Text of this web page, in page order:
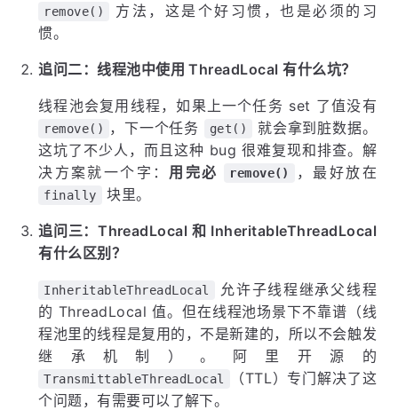
remove()
方法，这是个好习惯，也是必须的习
惯。
追问二：线程池中使用 ThreadLocal 有什么坑？
线程池会复用线程，如果上一个任务 set 了值没有
remove() ，下一个任务 get()
就会拿到脏数据。
这坑了不少人，而且这种 bug 很难复现和排查。解
决方案就一个字： 用完必 remove() ，最好放在
finally 块里。
追问三：ThreadLocal 和 InheritableThreadLocal
有什么区别？
InheritableThreadLocal
允许子线程继承父线程
的 ThreadLocal 值。但在线程池场景下不靠谱（线
程池里的线程是复用的，不是新建的，所以不会触发
继承机制）。阿里开源的
TransmittableThreadLocal
（TTL）专门解决了这
个问题，有需要可以了解下。